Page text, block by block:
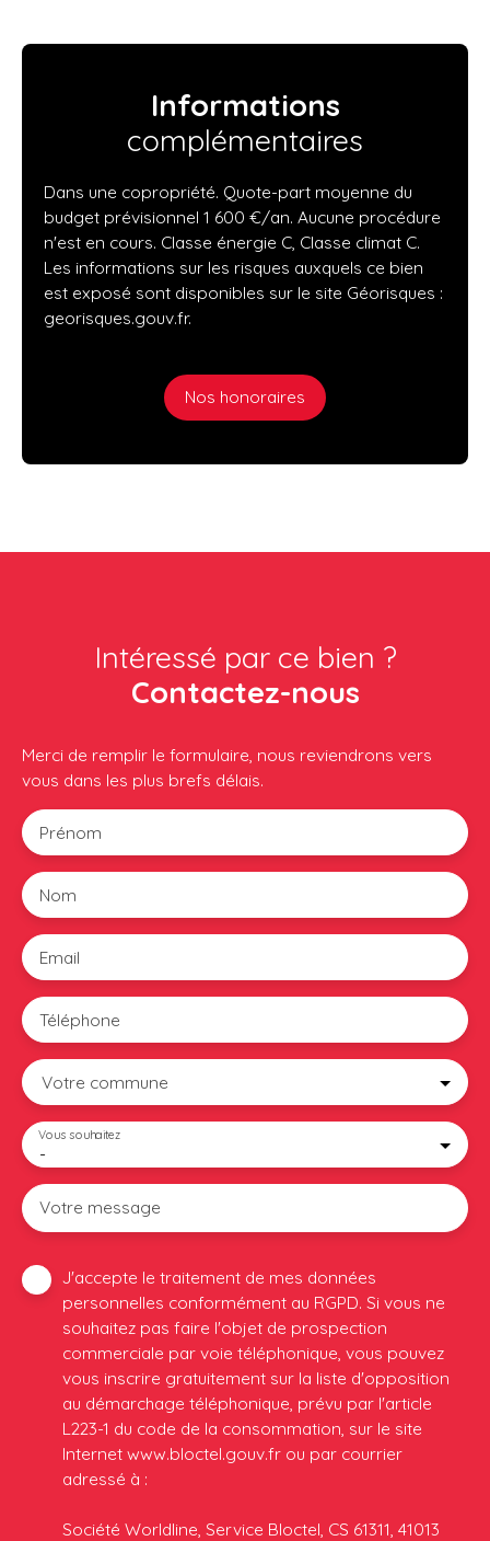
Informations
complémentaires
Dans une copropriété. Quote-part moyenne du
budget prévisionnel 1 600 €/an. Aucune procédure
n'est en cours. Classe énergie C, Classe climat C.
Les informations sur les risques auxquels ce bien
est exposé sont disponibles sur le site Géorisques :
georisques.gouv.fr.
Nos honoraires
Intéressé par ce bien ?
Contactez-nous
Merci de remplir le formulaire, nous reviendrons vers
vous dans les plus brefs délais.
Prénom
Nom
Email
Téléphone
Votre commune
-
Vous souhaitez
Votre message
J'accepte le traitement de mes données
personnelles conformément au RGPD. Si vous ne
souhaitez pas faire l'objet de prospection
commerciale par voie téléphonique, vous pouvez
vous inscrire gratuitement sur la liste d'opposition
au démarchage téléphonique, prévu par l'article
L223-1 du code de la consommation, sur le site
Internet www.bloctel.gouv.fr ou par courrier
adressé à :
Société Worldline, Service Bloctel, CS 61311, 41013